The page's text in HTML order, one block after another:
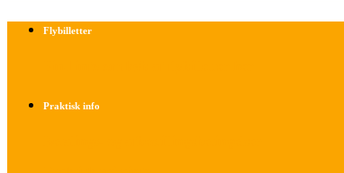
Flybilletter
Praktisk info